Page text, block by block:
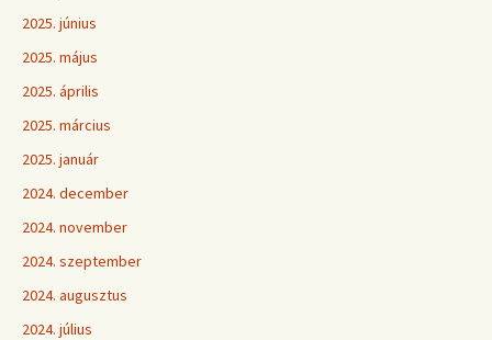
2025. június
2025. május
2025. április
2025. március
2025. január
2024. december
2024. november
2024. szeptember
2024. augusztus
2024. július